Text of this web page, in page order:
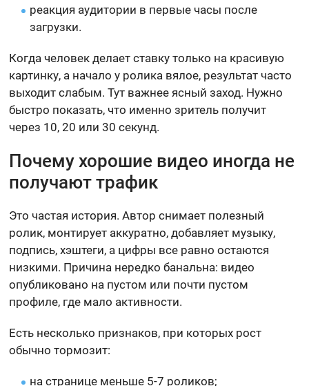
реакция аудитории в первые часы после
загрузки.
Когда человек делает ставку только на красивую
картинку, а начало у ролика вялое, результат часто
выходит слабым. Тут важнее ясный заход. Нужно
быстро показать, что именно зритель получит
через 10, 20 или 30 секунд.
Почему хорошие видео иногда не
получают трафик
Это частая история. Автор снимает полезный
ролик, монтирует аккуратно, добавляет музыку,
подпись, хэштеги, а цифры все равно остаются
низкими. Причина нередко банальна: видео
опубликовано на пустом или почти пустом
профиле, где мало активности.
Есть несколько признаков, при которых рост
обычно тормозит:
на странице меньше 5-7 роликов;